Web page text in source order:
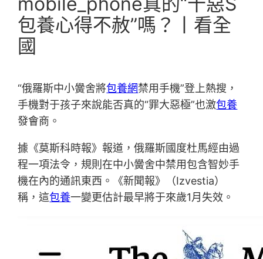
包養心得不赦”嗎？丨看全
國
“俄羅斯中小黌舍將包養網禁用手機”登上熱搜，
手機對于孩子來說能否真的“罪大惡極”也激包養
發會商。
據《莫斯科時報》報道，俄羅斯國度杜馬經由過
程一項法令，規則在中小黌舍中禁用包含智妙手
機在內的通訊東西。《新聞報》（Izvestia）
稱，這包養一變更估計最早將于來歲1月失效。